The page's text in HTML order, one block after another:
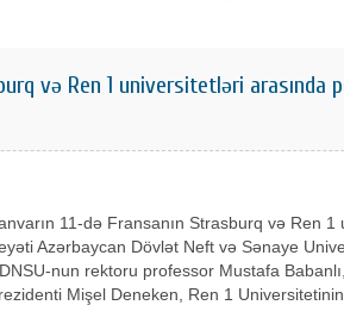
və Ren 1 universitetləri arasında
11-də Fransanın Strasburq və Ren
Azərbaycan Dövlət Neft və Sənaye
nun rektoru professor Mustafa
Mişel Deneken, Ren 1